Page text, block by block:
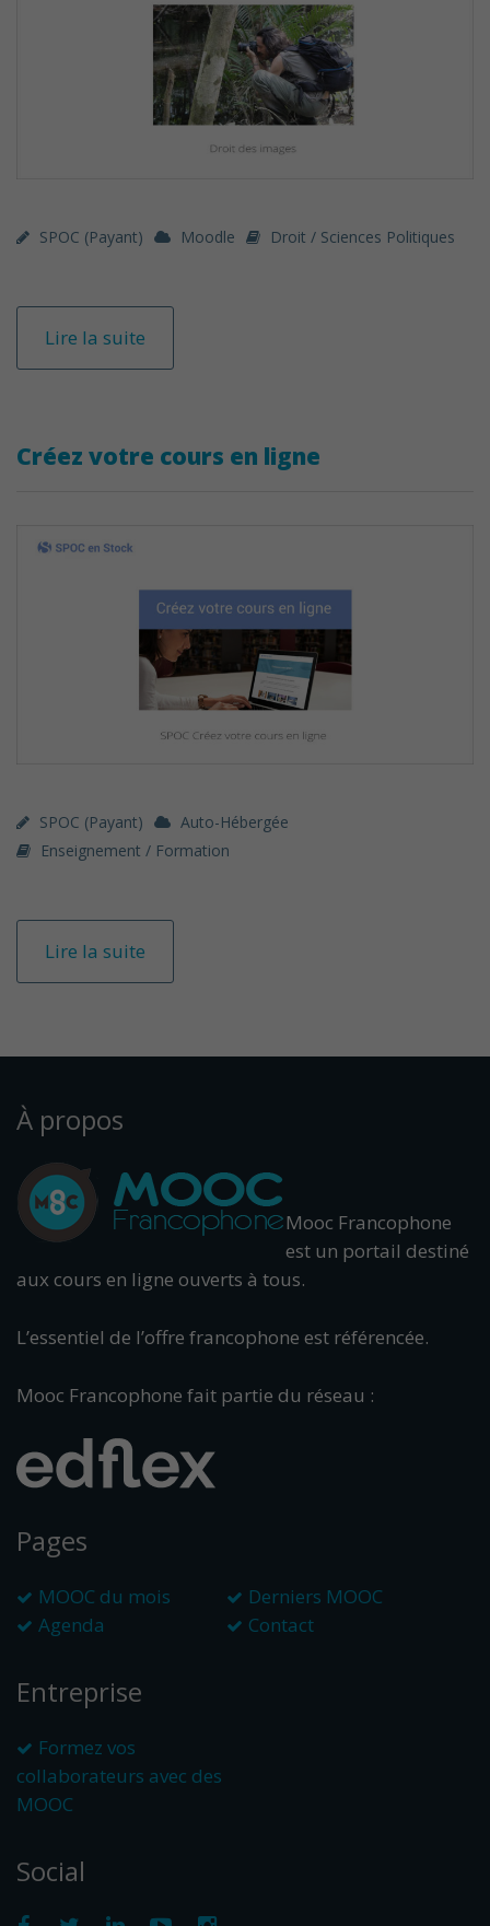
SPOC (payant) Moodle Droit / Sciences Politiques
Lire la suite
Créez votre cours en ligne
SPOC (payant)
Auto-Hébergée
Enseignement / Formation
Lire la suite
À propos
Mooc Francophone
est un portail destiné
aux cours en ligne ouverts à tous.
L’essentiel de l’offre francophone est référencée.
Mooc Francophone fait partie du réseau :
Pages
MOOC du mois
Derniers MOOC
Agenda
Contact
Entreprise
Formez vos
collaborateurs avec des
MOOC
Social